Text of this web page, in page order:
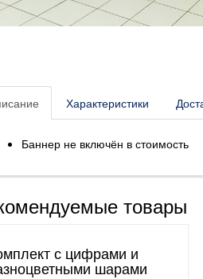
Характеристики
Баннер не включён в стоимость
товары
с цифрами и
шарами